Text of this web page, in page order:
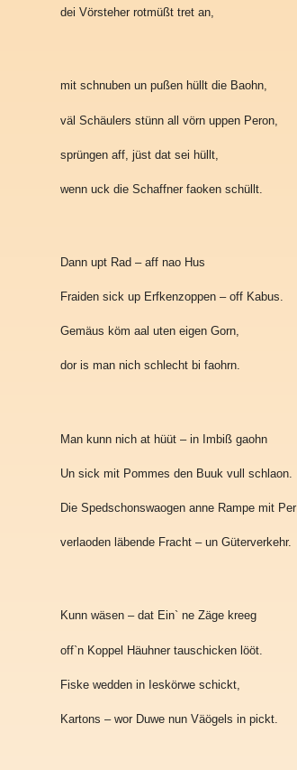
dei Vörsteher rotmüßt tret an,
mit schnuben un pußen hüllt die Baohn,
väl Schäulers stünn all vörn uppen Peron,
sprüngen aff, jüst dat sei hüllt,
wenn uck die Schaffner faoken schüllt.
Dann upt Rad – aff nao Hus
Fraiden sick up Erfkenzoppen – off Kabus.
Gemäus köm aal uten eigen Gorn,
dor is man nich schlecht bi faohrn.
Man kunn nich at hüüt – in Imbiß gaohn
Un sick mit Pommes den Buuk vull schlaon.
Die Spedschonswaogen anne Rampe mit Per
verlaoden läbende Fracht – un Güterverkehr.
Kunn wäsen – dat Ein` ne Zäge kreeg
off`n Koppel Häuhner tauschicken lööt.
Fiske wedden in Ieskörwe schickt,
Kartons – wor Duwe nun Väögels in pickt.